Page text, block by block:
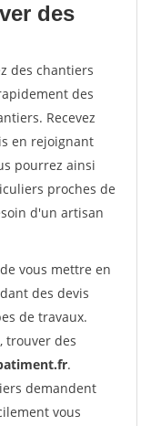
des
des chantiers
des
Recevez
en rejoignant
pourrez ainsi
proches de
d'un artisan
vous mettre en
des devis
de travaux.
trouver des
.
demandent
vous